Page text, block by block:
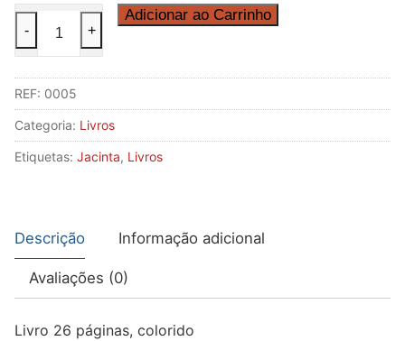
Quantidade
de
O
Segredo
de
Jacinta
- +
Adicionar ao Carrinho
REF: 0005
Categoria: Livros
Etiquetas: Jacinta, Livros
Descrição Informação adicional
Avaliações (0)
Livro 26 páginas, colorido